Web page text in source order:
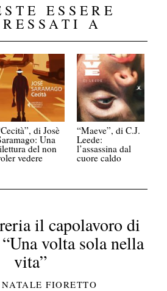
ESSERE
A
di Josè
Una
del non
vedere
“Maeve”, di C.J.
Leede:
l’assassina dal
cuore caldo
il capolavoro di
volta sola nella
vita”
NATALE FIORETTO